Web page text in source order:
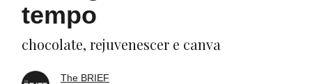
tempo
chocolate, rejuvenescer e canva
The BRIEF